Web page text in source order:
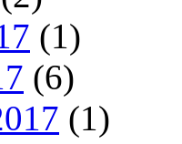
(1)
(6)
(1)